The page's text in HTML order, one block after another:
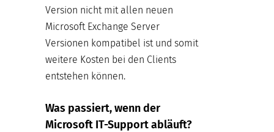
Version nicht mit allen neuen
Microsoft Exchange Server
Versionen kompatibel ist und somit
weitere Kosten bei den Clients
entstehen können.
Was passiert, wenn der
Microsoft IT-Support abläuft?